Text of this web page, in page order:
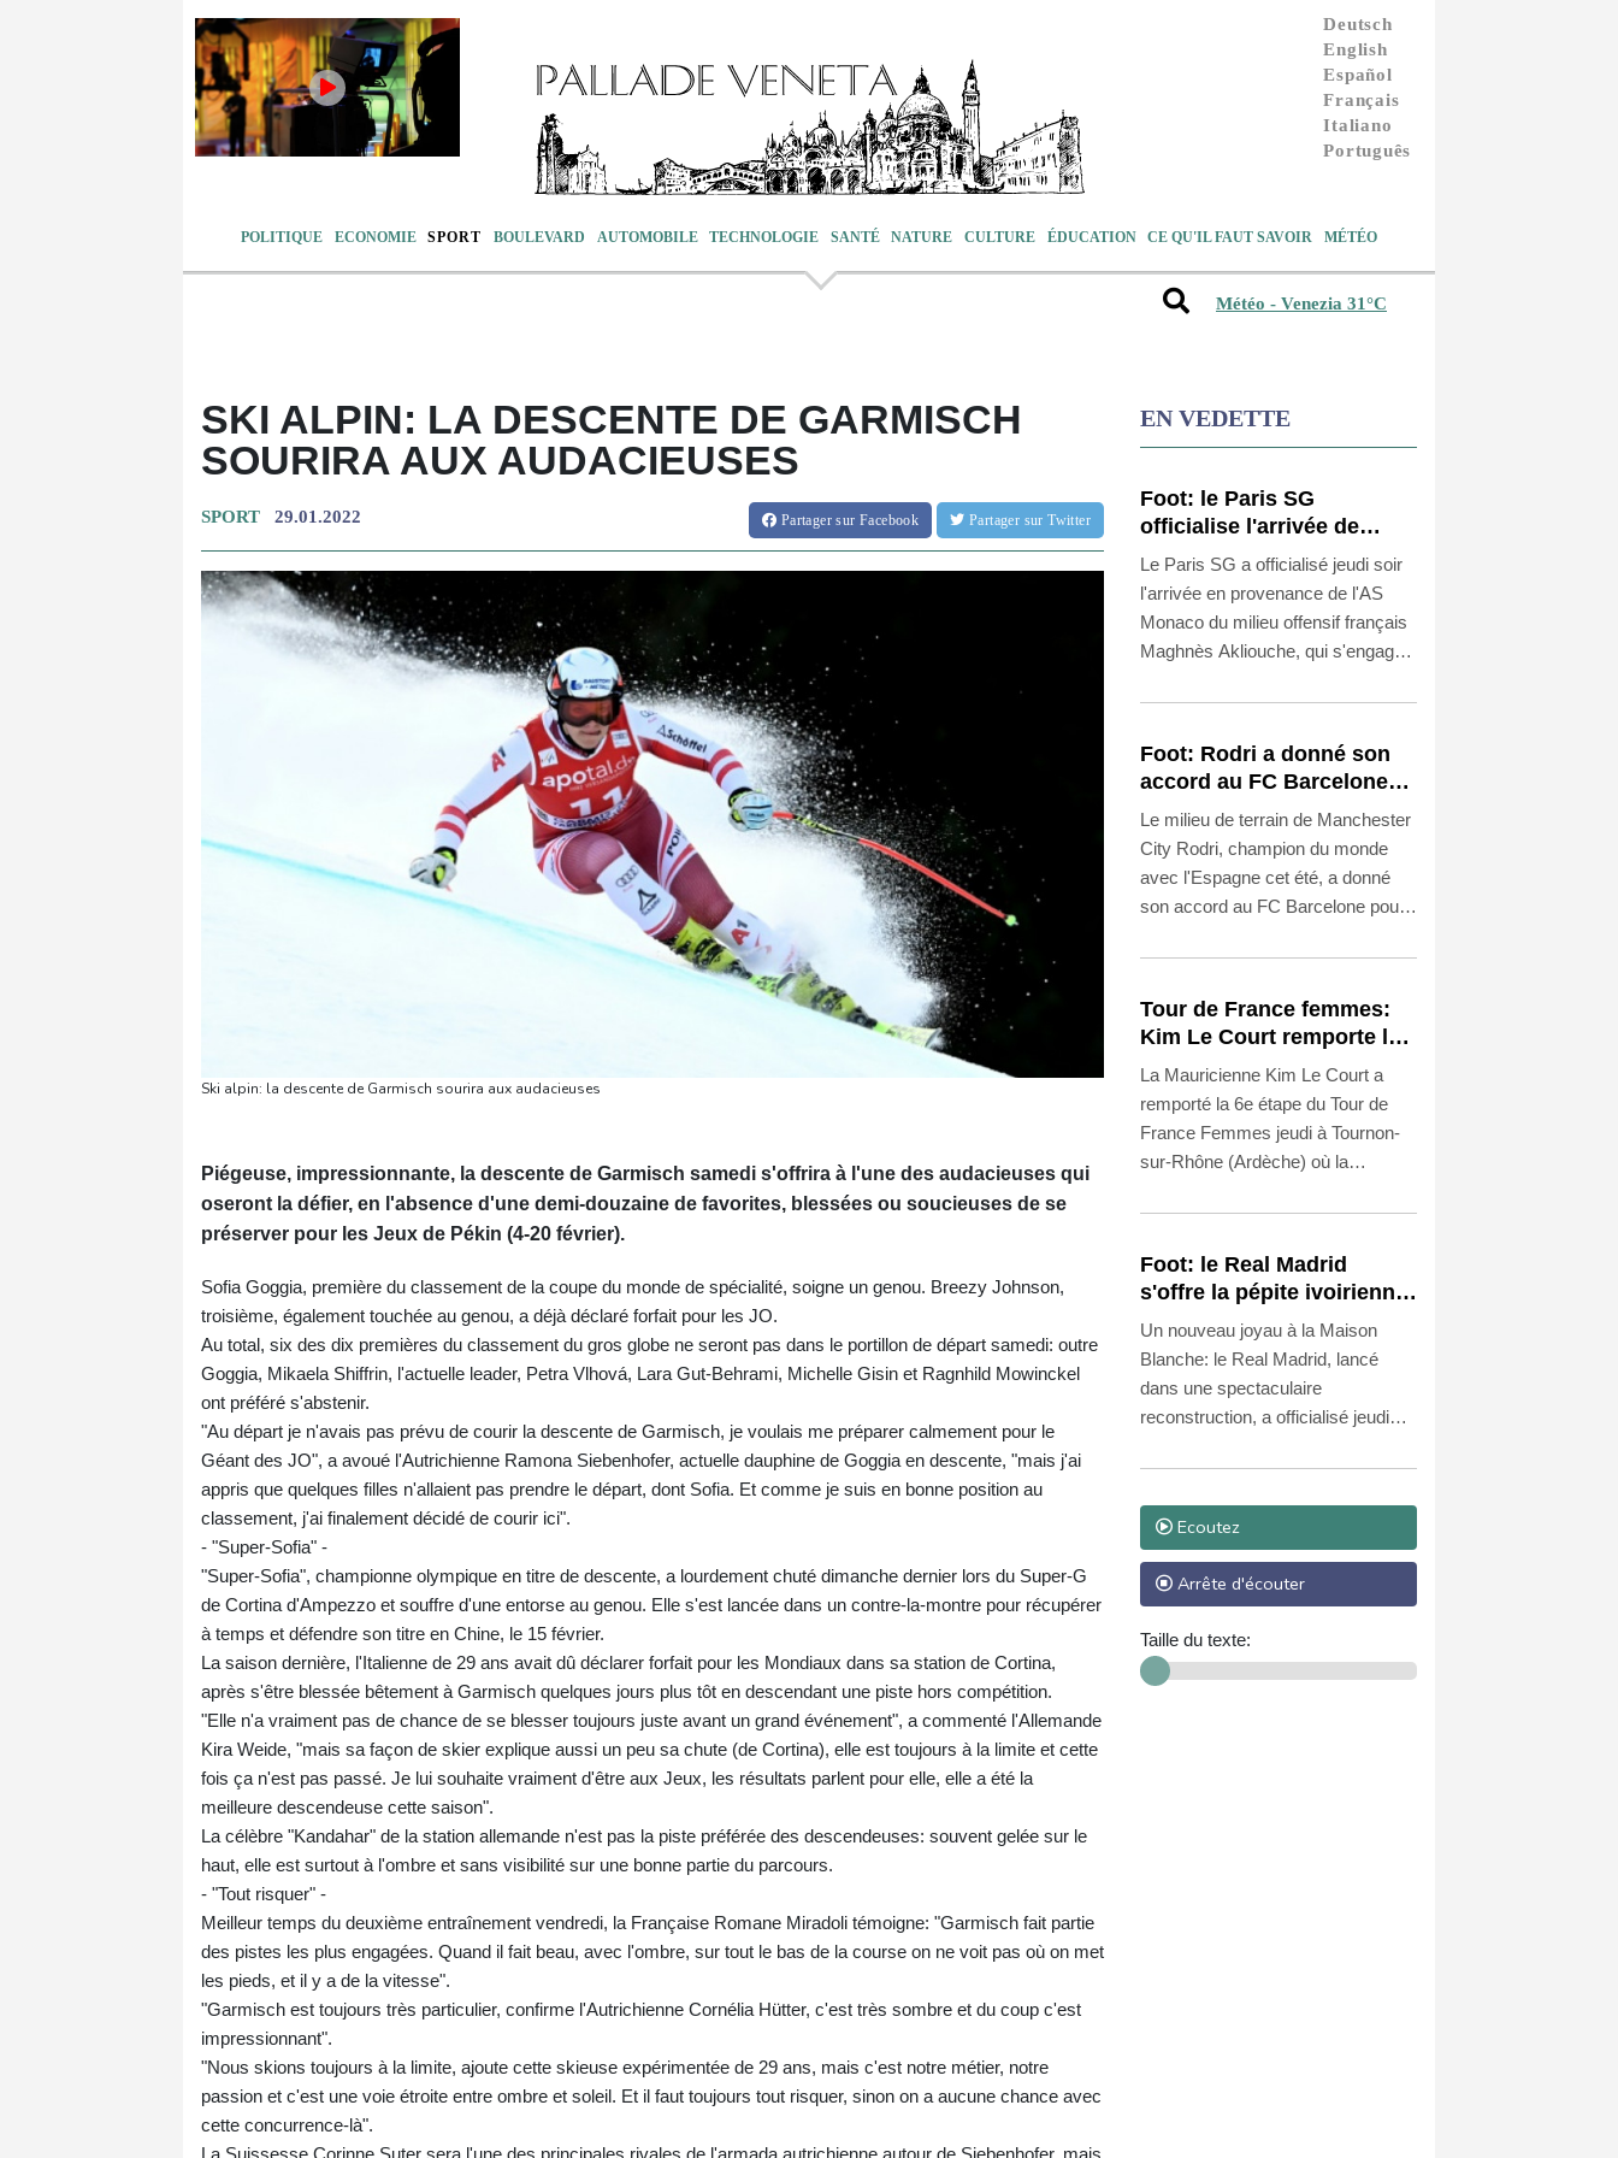
Deutsch
English
Español
Français
Italiano
Português
POLITIQUE ECONOMIE SPORT BOULEVARD AUTOMOBILE TECHNOLOGIE SANTÉ NATURE CULTURE ÉDUCATION CE QU'IL FAUT SAVOIR MÉTÉO
Météo - Venezia 31°C
SKI ALPIN: LA DESCENTE DE GARMISCH
SOURIRA AUX AUDACIEUSES
SPORT 29.01.2022 Partagersur Facebook Partager sur Twitter
Ski alpin: la descente de Garmisch sourira aux audacieuses
Piégeuse, impressionnante, la descente de Garmisch samedi s'offrira à l'une des audacieuses qui
oseront la défier, en l'absence d'une demi-douzaine de favorites, blessées ou soucieuses de se
préserver pour les Jeux de Pékin (4-20 février).
Sofia Goggia, première du classement de la coupe du monde de spécialité, soigne un genou. Breezy Johnson,
troisième, également touchée au genou, a déjà déclaré forfait pour les JO.
Au total, six des dix premières du classement du gros globe ne seront pas dans le portillon de départ samedi: outre
Goggia, Mikaela Shiffrin, l'actuelle leader, Petra Vlhová, Lara Gut-Behrami, Michelle Gisin et Ragnhild Mowinckel
ont préféré s'abstenir.
"Au départ je n'avais pas prévu de courir la descente de Garmisch, je voulais me préparer calmement pour le
Géant des JO", a avoué l'Autrichienne Ramona Siebenhofer, actuelle dauphine de Goggia en descente, "mais j'ai
appris que quelques filles n'allaient pas prendre le départ, dont Sofia. Et comme je suis en bonne position au
classement, j'ai finalement décidé de courir ici".
- "Super-Sofia" -
"Super-Sofia", championne olympique en titre de descente, a lourdement chuté dimanche dernier lors du Super-G
de Cortina d'Ampezzo et souffre d'une entorse au genou. Elle s'est lancée dans un contre-la-montre pour récupérer
à temps et défendre son titre en Chine, le 15 février.
La saison dernière, l'Italienne de 29 ans avait dû déclarer forfait pour les Mondiaux dans sa station de Cortina,
après s'être blessée bêtement à Garmisch quelques jours plus tôt en descendant une piste hors compétition.
"Elle n'a vraiment pas de chance de se blesser toujours juste avant un grand événement", a commenté l'Allemande
Kira Weide, "mais sa façon de skier explique aussi un peu sa chute (de Cortina), elle est toujours à la limite et cette
fois ça n'est pas passé. Je lui souhaite vraiment d'être aux Jeux, les résultats parlent pour elle, elle a été la
meilleure descendeuse cette saison".
La célèbre "Kandahar" de la station allemande n'est pas la piste préférée des descendeuses: souvent gelée sur le
haut, elle est surtout à l'ombre et sans visibilité sur une bonne partie du parcours.
- "Tout risquer" -
Meilleur temps du deuxième entraînement vendredi, la Française Romane Miradoli témoigne: "Garmisch fait partie
des pistes les plus engagées. Quand il fait beau, avec l'ombre, sur tout le bas de la course on ne voit pas où on met
les pieds, et il y a de la vitesse".
"Garmisch est toujours très particulier, confirme l'Autrichienne Cornélia Hütter, c'est très sombre et du coup c'est
impressionnant".
"Nous skions toujours à la limite, ajoute cette skieuse expérimentée de 29 ans, mais c'est notre métier, notre
passion et c'est une voie étroite entre ombre et soleil. Et il faut toujours tout risquer, sinon on a aucune chance avec
cette concurrence-là".
EN VEDETTE
Foot: le Paris SG
officialise l'arrivée de
Maghnès Akliouche en
provenance de Monaco
Le Paris SG a officialisé jeudi soir
l'arrivée en provenance de l'AS
Monaco du milieu offensif français
Maghnès Akliouche, qui s'engage
2031.
Foot: Rodri a donné son
accord au FC Barcelone
pour négocier avec
Manchester City
Le milieu de terrain de Manchester
City Rodri, champion du monde
avec l'Espagne cet été, a donné
son accord au FC Barcelone pour
affirmé jeudi à l'AFP une source au
Tour de France femmes:
Kim Le Court remporte la
6e étape, Marlen Reusser
reste maillot jaune
La Mauricienne Kim Le Court a
remporté la 6e étape du Tour de
France Femmes jeudi à Tournon-
sur-Rhône (Ardèche) où la
conservé le maillot jaune à la veille
au sommet du Mont Ventoux.
Foot: le Real Madrid
s'offre la pépite ivoirienne
Yan Diomandé
Un nouveau joyau à la Maison
Blanche: le Real Madrid, lancé
dans une spectaculaire
reconstruction, a officialisé jeudi
Diomandé, 19 ans, pour un
montant estimé à 140 millions
d'euros bonus compris, ce qui en
ferait la recrue la plus chère de
l'histoire du club.
Ecoutez
Arrête d'écouter
Taille du texte: